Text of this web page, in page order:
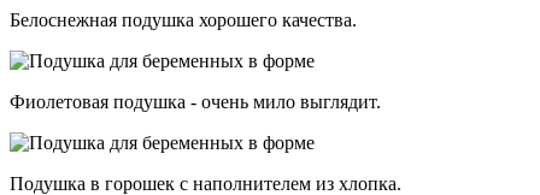
Белоснежная подушка хорошего качества.
Фиолетовая подушка - очень мило выглядит.
Подушка в горошек с наполнителем из хлопка.